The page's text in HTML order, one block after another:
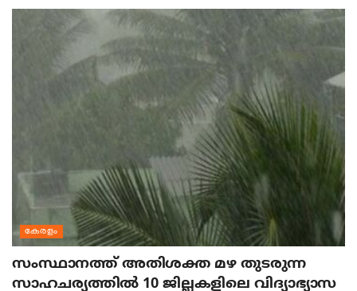
കേരളം
സംസ്ഥാനത്ത് അതിശക്ത മഴ തുടരുന്ന
സാഹചര്യത്തിൽ 10 ജില്ലകളിലെ വിദ്യാഭ്യാസ